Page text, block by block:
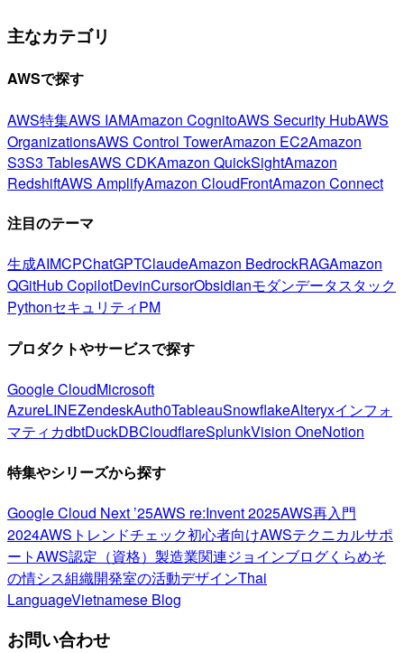
主なカテゴリ
AWSで探す
AWS特集AWS IAMAmazon CognitoAWS Security HubAWS
OrganizationsAWS Control TowerAmazon EC2Amazon
S3S3 TablesAWS CDKAmazon QuickSightAmazon
RedshiftAWS AmplifyAmazon CloudFrontAmazon Connect
注目のテーマ
生成AIMCPChatGPTClaudeAmazon BedrockRAGAmazon
QGitHub CopilotDevinCursorObsidianモダンデータスタック
PythonセキュリティPM
プロダクトやサービスで探す
Google CloudMicrosoft
AzureLINEZendeskAuth0TableauSnowflakeAlteryxインフォ
マティカdbtDuckDBCloudflareSplunkVision OneNotion
特集やシリーズから探す
Google Cloud Next ’25AWS re:Invent 2025AWS再入門
2024AWSトレンドチェック初心者向けAWSテクニカルサポ
ートAWS認定（資格） 製造業関連ジョインブログくらめそ
の情シス組織開発室の活動デザインThai
LanguageVietnamese Blog
お問い合わせ